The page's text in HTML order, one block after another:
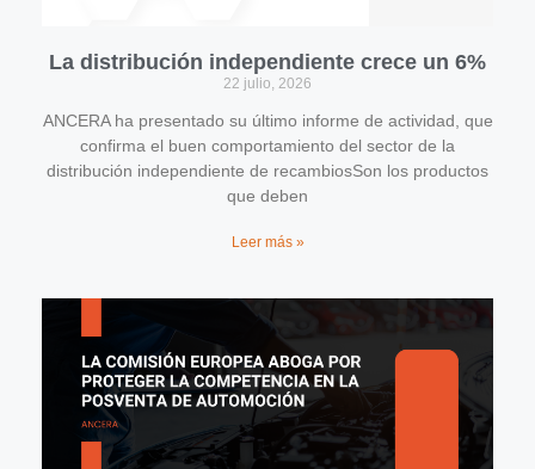
La distribución independiente crece un 6%
22 julio, 2026
ANCERA ha presentado su último informe de actividad, que
confirma el buen comportamiento del sector de la
distribución independiente de recambiosSon los productos
que deben
Leer más »